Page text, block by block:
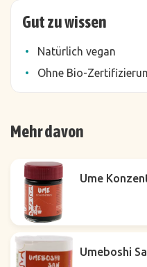
Gut zu wissen
Natürlich vegan
Ohne Bio-
Mehr davon
Ume
Umeboshi